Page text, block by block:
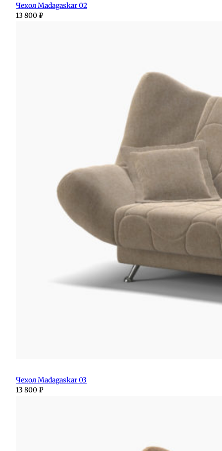
Чехол Madagaskar 02
13 800 ₽
Чехол Madagaskar 03
13 800 ₽